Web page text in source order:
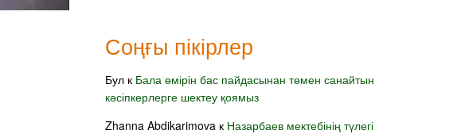
Соңғы пікірлер
Бул к Бала өмірін бас пайдасынан төмен санайтын
кәсіпкерлерге шектеу қоямыз
Zhanna Abdikarimova к Назарбаев мектебінің түлегі